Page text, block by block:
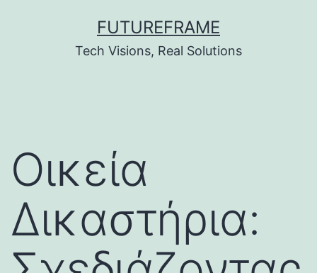
FUTUREFRAME
Tech Visions, Real Solutions
Οικεία
Δικαστήρια: